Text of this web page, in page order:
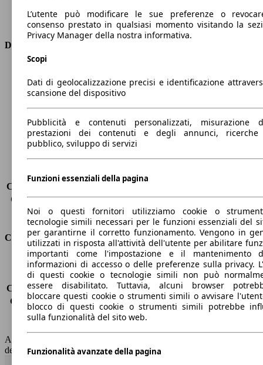
Tipo di trazione
trazione anteriore
Dimensioni
Altezza
1630 mm
Larghezza
Passo
3000 mm
Peso massimo
1825 kg
Carico massimo
-
Porte
5
Sedili
7
Carico sul tetto
Capacità di traino (senza freni)
-
Capacità di traino (con freni)
750 kg
Volume del bagagliaio
774 l
Consumi
Emissioni di CO2*
-
Consumo (urbano)
-
Consumo (extra-urbano)
Consumo (combinato)* -
Classe di emissione
Euro 6
AutoScout24 non si assume alcuna responsabilità per la correttezza
dei dati.
L’utente può modificare le sue preferenze o
consenso prestato in qualsiasi momento visitando la
Privacy Manager della nostra informativa.
Scopi
Dati di geolocalizzazione precisi e identificazione
scansione del dispositivo
Pubblicità e contenuti personalizzati, misurazione
prestazioni dei contenuti e degli annunci,
pubblico, sviluppo di servizi
Funzioni essenziali della pagina
Noi o questi fornitori utilizziamo cookie o
tecnologie simili necessari per le funzioni essenziali del
per garantirne il corretto funzionamento. Vengono in
utilizzati in risposta all'attività dell'utente per abilitare
importanti come l'impostazione e il mantenimento
informazioni di accesso o delle preferenze sulla privacy.
di questi cookie o tecnologie simili non può
essere disabilitato. Tuttavia, alcuni browser
bloccare questi cookie o strumenti simili o avvisare
blocco di questi cookie o strumenti simili potrebbe
sulla funzionalità del sito web.
Funzionalità avanzate della pagina